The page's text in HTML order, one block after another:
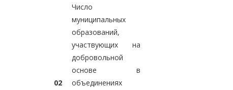
02
Число
муниципальных
образований,
участвующих на
добровольной
основе в
объединениях